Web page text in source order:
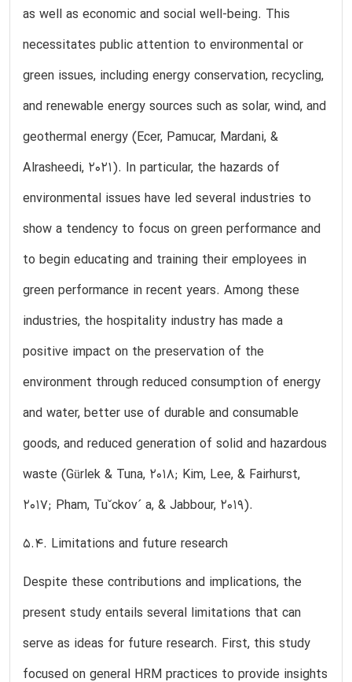
as well as economic and social well-being. This
necessitates public attention to environmental or
green issues, including energy conservation, recycling,
and renewable energy sources such as solar, wind, and
geothermal energy (Ecer, Pamucar, Mardani, &
Alrasheedi, 2021). In particular, the hazards of
environmental issues have led several industries to
show a tendency to focus on green performance and
to begin educating and training their employees in
green performance in recent years. Among these
industries, the hospitality industry has made a
positive impact on the preservation of the
environment through reduced consumption of energy
and water, better use of durable and consumable
goods, and reduced generation of solid and hazardous
waste (Gürlek & Tuna, 2018; Kim, Lee, & Fairhurst,
2017; Pham, Tuˇckov´ a, & Jabbour, 2019).
5.4. Limitations and future research
Despite these contributions and implications, the
present study entails several limitations that can
serve as ideas for future research. First, this study
focused on general HRM practices to provide insights